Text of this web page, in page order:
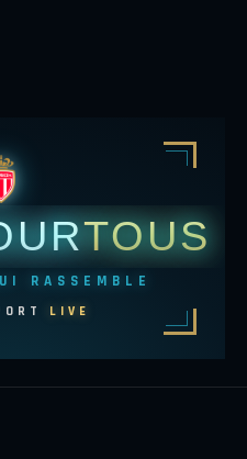
TOUS
RASSEMBLE
LIVE